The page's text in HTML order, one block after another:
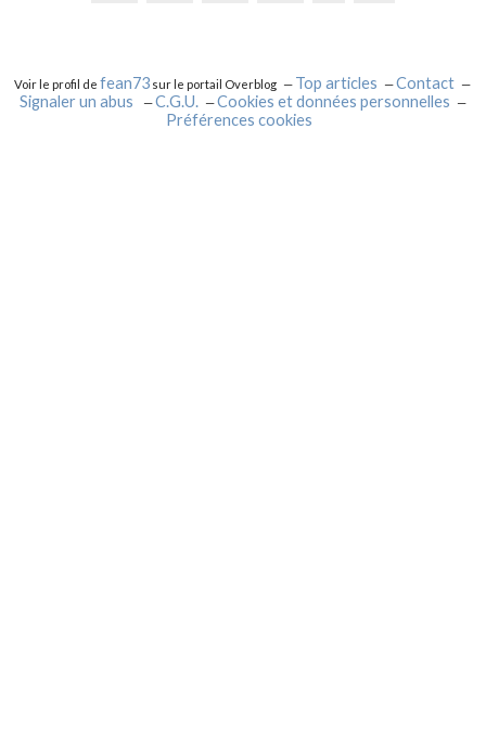
Voir le profil defean73 sur le portail Overblog Top articles
Contact
Signaler un abus
C.G.U.
Cookies et données personnelles
Préférences cookies